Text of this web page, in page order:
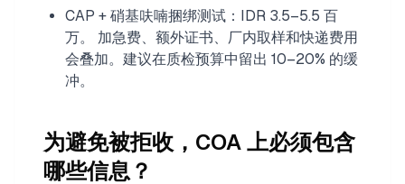
CAP + 硝基呋喃捆绑测试：IDR 3.5–5.5 百
万。 加急费、额外证书、厂内取样和快递费用
会叠加。建议在质检预算中留出 10–20% 的缓
冲。
为避免被拒收，COA 上必须包含
哪些信息？